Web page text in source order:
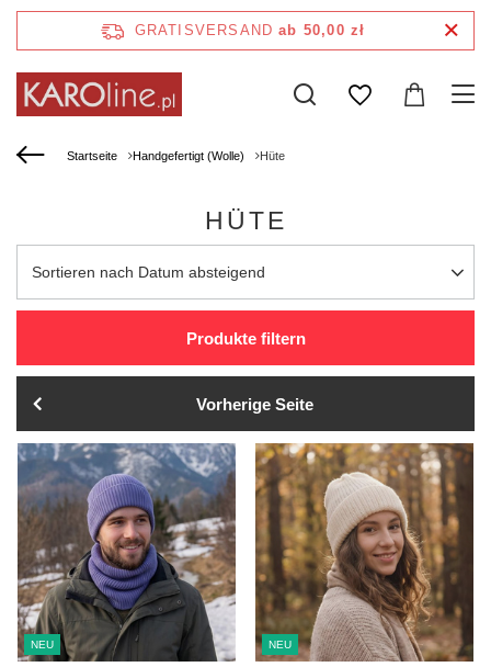
GRATISVERSAND ab 50,00 zł
Startseite Handgefertigt (Wolle) Hüte
HÜTE
Sortierung ändern
Sortieren nach Datum absteigend
Produkte filtern
Vorherige Seite
NEU NEU